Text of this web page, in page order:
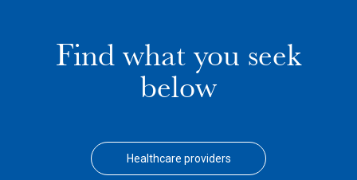
Find what you seek
below
Healthcare providers